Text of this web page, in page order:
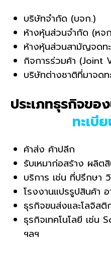
บริษัทจำกัด (บจก.)
ห้างหุ้นส่วนจำกัด (หจ
ห้างหุ้นส่วนสามัญจดท
กิจการร่วมค้า (Joint
บริษัทต่างชาติที่มาจดท
ประเภทธุรกิจข
ทะเบี
ค้าส่ง ค้าปลีก
รับเหมาก่อสร้าง ผลิต
บริการ เช่น ที่ปรึกษา
โรงงานแปรรูปสินค้า อ
ธุรกิจขนส่งและโลจิสติ
ธุรกิจเทคโนโลยี เช่น
ฯลฯ